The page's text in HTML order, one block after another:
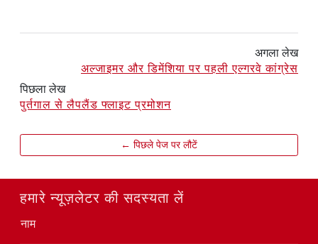
अगला लेख
अल्जाइमर और डिमेंशिया पर पहली एल्गरवे कांग्रेस
पिछला लेख
पुर्तगाल से लैपलैंड फ्लाइट प्रमोशन
← पिछले पेज पर लौटें
हमारे न्यूज़लेटर की सदस्यता लें
नाम